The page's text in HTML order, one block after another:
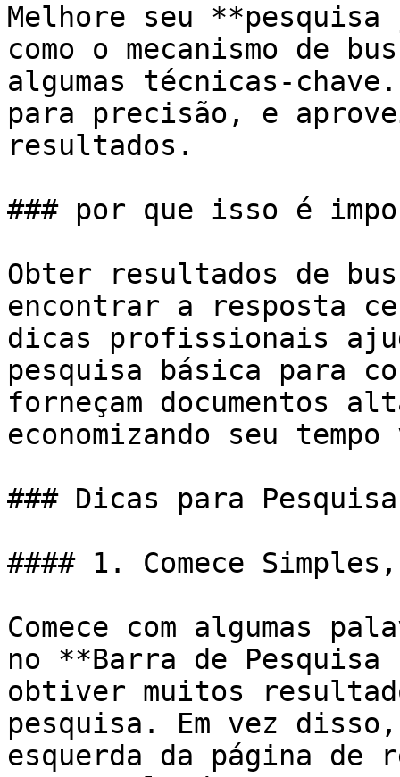
Melhore seu
como o mecanismo de
algumas técnicas-
para precisão, e
resultados.
### por que isso é
Obter resultados de
encontrar a resposta
dicas profissionais
pesquisa básica para
forneçam documentos
economizando seu
### Dicas para
#### 1. Comece
Comece com algumas
no **Barra de
obtiver muitos
pesquisa. Em vez
esquerda da página de